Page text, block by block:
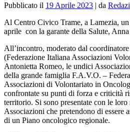
Pubblicato il 19 Aprile 2023 | da
Al Centro Civico Trame, a Lamezia,
aprile con la garante della Salute,
All’incontro, moderato dal
(Federazione Italiana Associazioni
Antonietta Romeo, le undici
della grande famiglia F.A.V.O. –
Associazioni di Volontariato in
confrontate su punti di forza e criticità
territorio. Si sono presentate con le loro
Associazioni che pretendono di essere
di un Piano oncologico regionale.